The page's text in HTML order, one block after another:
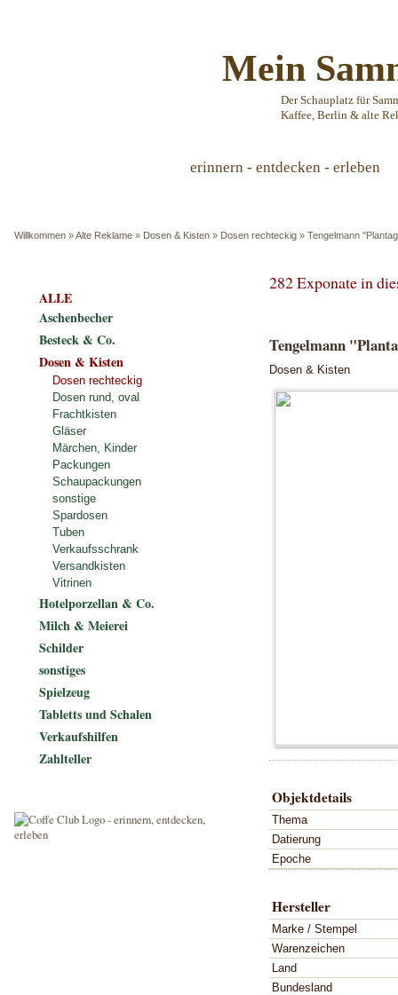
Mein
Der Schauplatz für
Kaffee, Berlin & alte
erinnern - entdecken - erleben
Willkommen »Alte Reklame » Dosen & Kisten » Dosen rechteckig » Tengelmann
282 Exponate in
Tengelmann
Dosen & Kisten
Objektdetails
Thema
Datierung
Epoche
Hersteller
Marke / Stempel
Warenzeichen
Land
Bundesland
ALLE
Aschenbecher
Besteck & Co.
Dosen & Kisten
Dosen rechteckig
Dosen rund, oval
Frachtkisten
Gläser
Märchen, Kinder
Packungen
Schaupackungen
sonstige
Spardosen
Tuben
Verkaufsschrank
Versandkisten
Vitrinen
Hotelporzellan & Co.
Milch & Meierei
Schilder
sonstiges
Spielzeug
Tabletts und Schalen
Verkaufshilfen
Zahlteller